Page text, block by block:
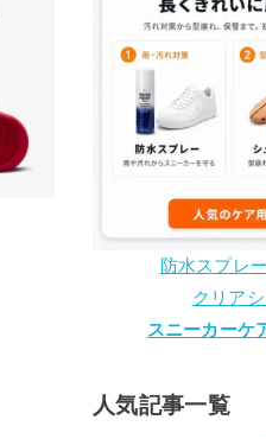
防水スプレー
クリア
スニーカーケ
人気記事一覧